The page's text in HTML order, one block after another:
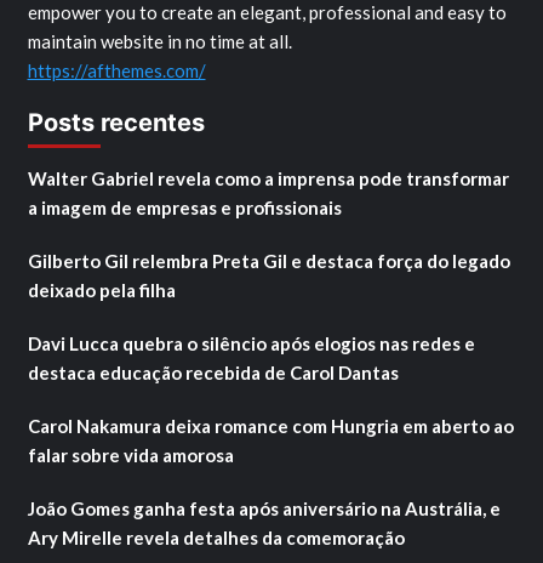
empower you to create an elegant, professional and easy to
maintain website in no time at all.
https://afthemes.com/
Posts recentes
Walter Gabriel revela como a imprensa pode transformar
a imagem de empresas e profissionais
Gilberto Gil relembra Preta Gil e destaca força do legado
deixado pela filha
Davi Lucca quebra o silêncio após elogios nas redes e
destaca educação recebida de Carol Dantas
Carol Nakamura deixa romance com Hungria em aberto ao
falar sobre vida amorosa
João Gomes ganha festa após aniversário na Austrália, e
Ary Mirelle revela detalhes da comemoração